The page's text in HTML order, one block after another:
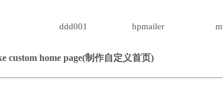
ddd001 hpmailer
custom home page(制作自定义首页)